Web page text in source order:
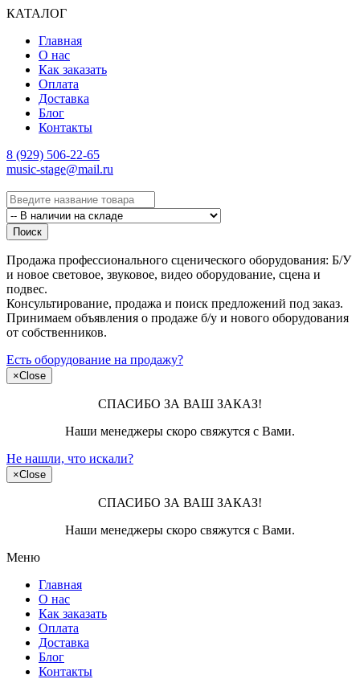
КАТАЛОГ
Главная
О нас
Как заказать
Оплата
Доставка
Блог
Контакты
8 (929) 506-22-65
music-stage@mail.ru
Поиск
Продажа профессионального сценического оборудования: Б/У
и новое световое, звуковое, видео оборудование, сцена и
подвес.
Консультирование, продажа и поиск предложений под заказ.
Принимаем объявления о продаже б/у и нового оборудования
от собственников.
Есть оборудование на продажу?
×Close
СПАСИБО ЗА ВАШ ЗАКАЗ!
Наши менеджеры скоро свяжутся с Вами.
Не нашли, что искали?
×Close
СПАСИБО ЗА ВАШ ЗАКАЗ!
Наши менеджеры скоро свяжутся с Вами.
Меню
Главная
О нас
Как заказать
Оплата
Доставка
Блог
Контакты